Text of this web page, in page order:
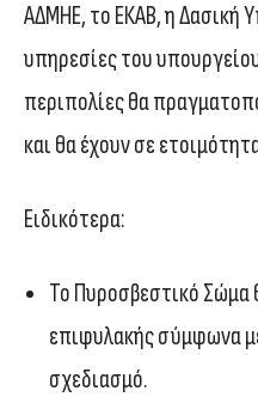
ΑΔΜΗΕ, το ΕΚΑΒ, η Δασική
υπηρεσίες του
περιπολίες θα
και θα έχουν σε
Ειδικότερα:
Το Πυροσβεστικό Σώμα
επιφυλακής σύμφωνα
σχεδιασμό.